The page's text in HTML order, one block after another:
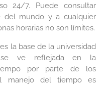
24/7. Puede consultar
del mundo y a cualquier
horarias no son límites.
la base de la universidad
ve reflejada en la
por parte de los
manejo del tiempo es